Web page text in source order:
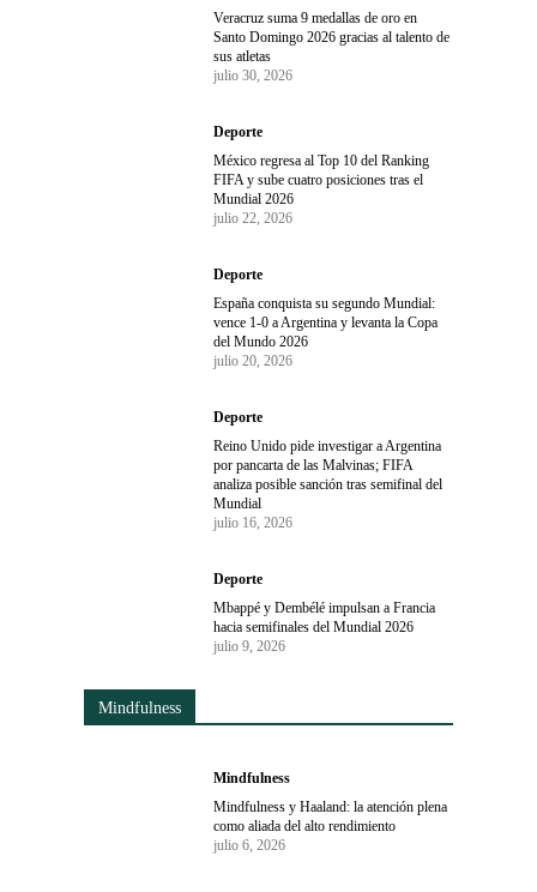
Veracruz suma 9 medallas de oro en
Santo Domingo 2026 gracias al talento de
sus atletas
julio 30, 2026
Deporte
México regresa al Top 10 del Ranking
FIFA y sube cuatro posiciones tras el
Mundial 2026
julio 22, 2026
Deporte
España conquista su segundo Mundial:
vence 1-0 a Argentina y levanta la Copa
del Mundo 2026
julio 20, 2026
Deporte
Reino Unido pide investigar a Argentina
por pancarta de las Malvinas; FIFA
analiza posible sanción tras semifinal del
Mundial
julio 16, 2026
Deporte
Mbappé y Dembélé impulsan a Francia
hacia semifinales del Mundial 2026
julio 9, 2026
Mindfulness
Mindfulness
Mindfulness y Haaland: la atención plena
como aliada del alto rendimiento
julio 6, 2026